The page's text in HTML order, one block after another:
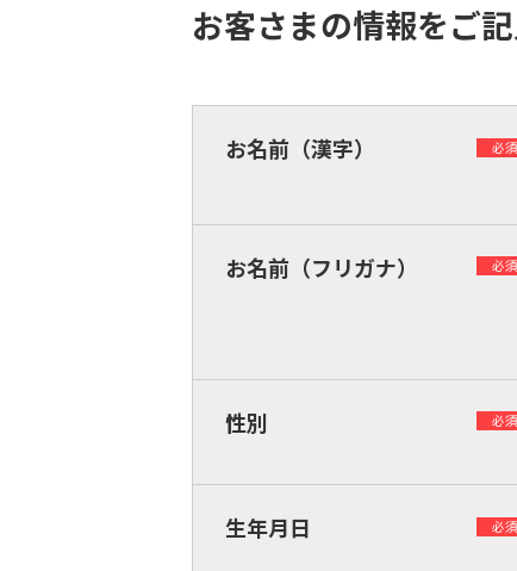
お客さまの情報をご記
お名前（漢字） 必須
お名前（フリガナ） 必須
性別 必須
生年月日 必須